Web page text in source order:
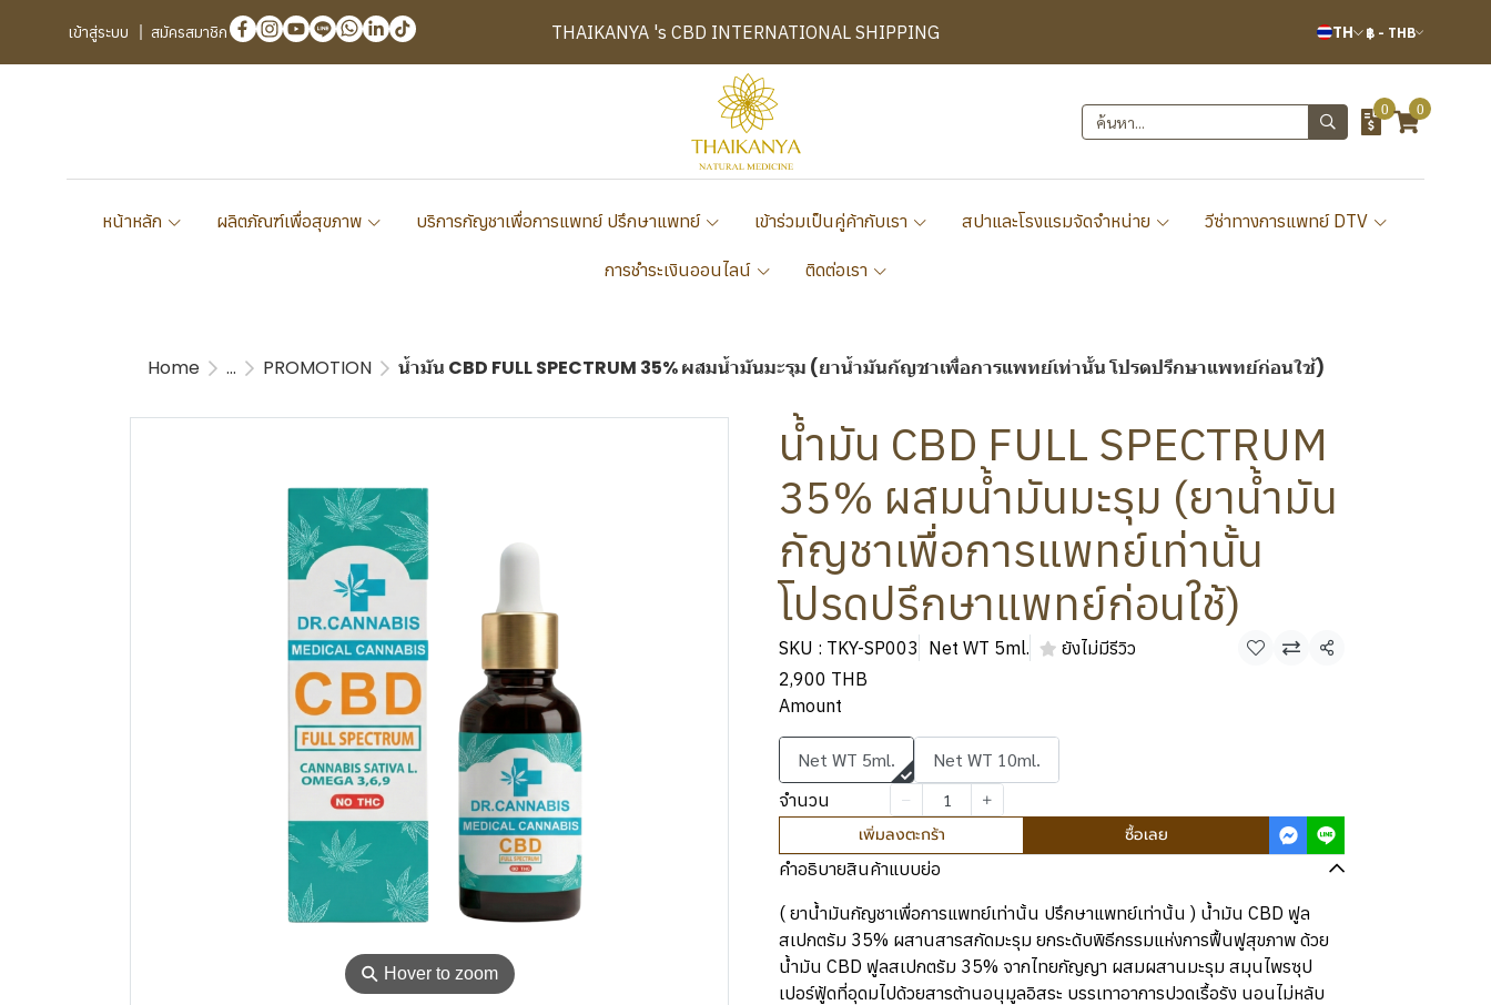
เข้าสู่ระบบ สมัครสมาชิก THAIKANYA 's CBD INTERNATIONAL SHIPPING TH ฿ - THB
0 0
หน้าหลัก ผลิตภัณฑ์เพื่อสุขภาพ บริการกัญชาเพื่อการแพทย์ ปรึกษาแพทย์ เข้าร่วมเป็นคู่ค้ากับเรา สปาและโรงแรมจัดจำหน่าย วีซ่าทางการแพทย์ DTV
การชำระเงินออนไลน์ ติดต่อเรา
Home ... PROMOTION น้ำมัน CBD FULL SPECTRUM 35% ผสมน้ำมันมะรุม (ยาน้ำมันกัญชาเพื่อการแพทย์เท่านั้น โปรดปรึกษาแพทย์ก่อนใช้)
⚲ Hover to zoom
น้ำมัน CBD FULL SPECTRUM
35% ผสมน้ำมันมะรุม (ยาน้ำมัน
กัญชาเพื่อการแพทย์เท่านั้น
โปรดปรึกษาแพทย์ก่อนใช้)
SKU : TKY-SP003 Net WT 5ml. ยังไม่มีรีวิว แชร์
2,900 THB
Amount
Net WT 5ml. Net WT 10ml.
จำนวน
เพิ่มลงตะกร้า ซื้อเลย
คำอธิบายสินค้าแบบย่อ
( ยาน้ำมันกัญชาเพื่อการแพทย์เท่านั้น ปรึกษาแพทย์เท่านั้น ) น้ำมัน CBD ฟูล
สเปกตรัม 35% ผสานสารสกัดมะรุม ยกระดับพิธีกรรมแห่งการฟื้นฟูสุขภาพ ด้วย
น้ำมัน CBD ฟูลสเปกตรัม 35% จากไทยกัญญา ผสมผสานมะรุม สมุนไพรซุป
เปอร์ฟู้ดที่อุดมไปด้วยสารต้านอนุมูลอิสระ บรรเทาอาการปวดเรื้อรัง นอนไม่หลับ